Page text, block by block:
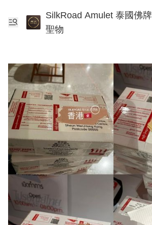
SilkRoad Amulet 泰國佛牌
聖物